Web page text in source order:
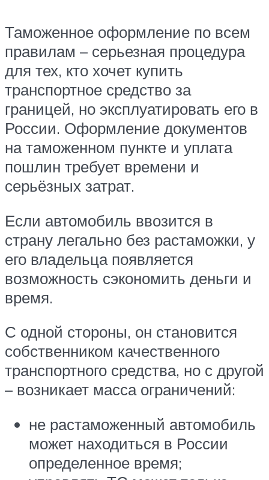
Таможенное оформление по всем
правилам – серьезная процедура
для тех, кто хочет купить
транспортное средство за
границей, но эксплуатировать его в
России. Оформление документов
на таможенном пункте и уплата
пошлин требует времени и
серьёзных затрат.
Если автомобиль ввозится в
страну легально без растаможки, у
его владельца появляется
возможность сэкономить деньги и
время.
С одной стороны, он становится
собственником качественного
транспортного средства, но с другой
– возникает масса ограничений:
не растаможенный автомобиль
может находиться в России
определенное время;